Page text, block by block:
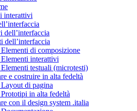
interattivi
dell’interfaccia
dell’interfaccia
di composizione
interattivi
testuali (microtesti)
e costruire in alta fedeltà
di pagina
in alta fedeltà
con il design system .italia